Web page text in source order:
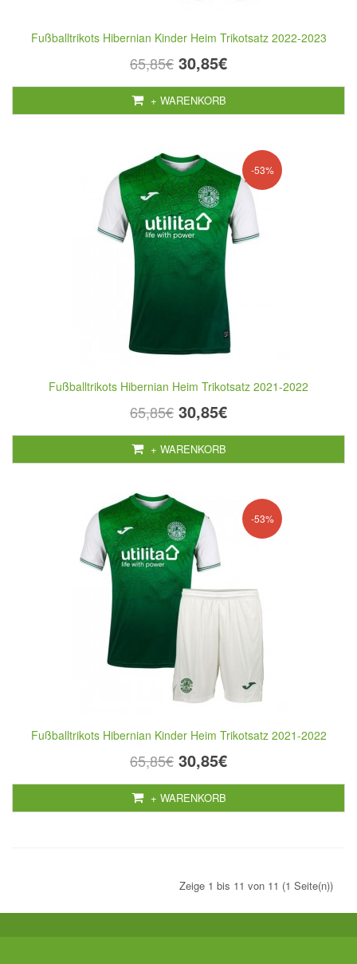
Fußballtrikots Hibernian Kinder Heim Trikotsatz 2022-2023
65,85€ 30,85€
+ WARENKORB
-53%
Fußballtrikots Hibernian Heim Trikotsatz 2021-2022
65,85€ 30,85€
+ WARENKORB
-53%
Fußballtrikots Hibernian Kinder Heim Trikotsatz 2021-2022
65,85€ 30,85€
+ WARENKORB
Zeige 1 bis 11 von 11 (1 Seite(n))